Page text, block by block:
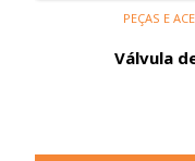
PEÇAS E
Válvula